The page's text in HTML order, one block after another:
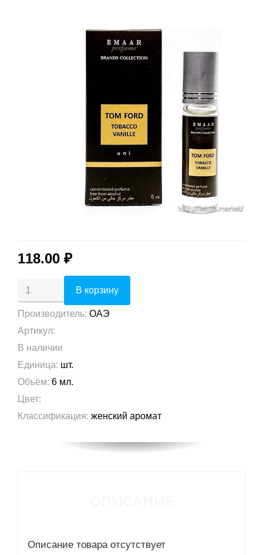
118.00 ₽
Производитель: ОАЭ
Артикул:
В наличии
Единица: шт.
Объём: 6 мл.
Цвет:
Классификация: женский аромат
Описание товара отсутствует